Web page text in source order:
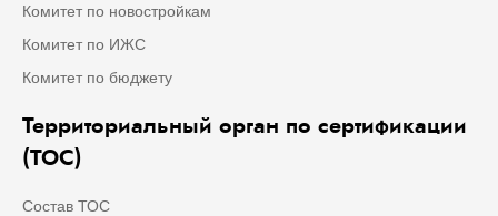
Комитет по новостройкам
Комитет по ИЖС
Комитет по бюджету
Территориальный орган по сертификации
(ТОС)
Состав ТОС